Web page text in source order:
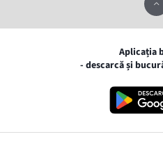
Aplicația
- descarcă și